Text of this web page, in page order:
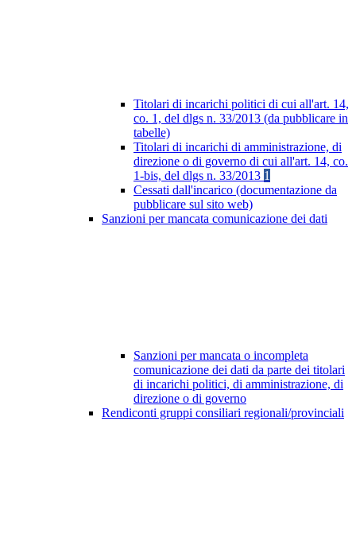
Titolari di incarichi politici di cui all'art. 14,
co. 1, del dlgs n. 33/2013 (da pubblicare in
tabelle)
Titolari di incarichi di amministrazione, di
direzione o di governo di cui all'art. 14, co.
1-bis, del dlgs n. 33/2013 1
Cessati dall'incarico (documentazione da
pubblicare sul sito web)
Sanzioni per mancata comunicazione dei dati
Sanzioni per mancata o incompleta
comunicazione dei dati da parte dei titolari
di incarichi politici, di amministrazione, di
direzione o di governo
Rendiconti gruppi consiliari regionali/provinciali